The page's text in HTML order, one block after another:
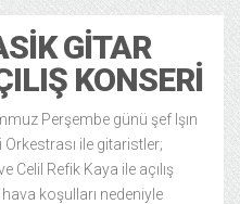
GITAR
KONSERI
Perşembe günü şef Işın
ile gitaristler;
Celil Refik Kaya ile açılış
koşulları nedeniyle